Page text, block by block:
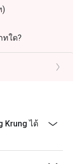
ธีทานอาหารที่
ะได้รับส่วนลด
)
ทใด?
บสดและเมนู
ป๊ะซะกะพง
และสบายได้
(ปั๊ม ปตท.
Krung ได้